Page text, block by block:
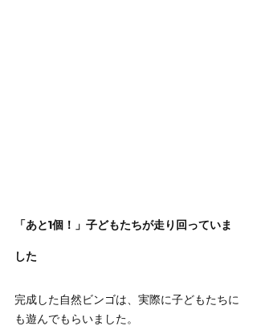
「あと1個！」子どもたちが走り回っていま
した
完成した自然ビンゴは、実際に子どもたちに
も遊んでもらいました。